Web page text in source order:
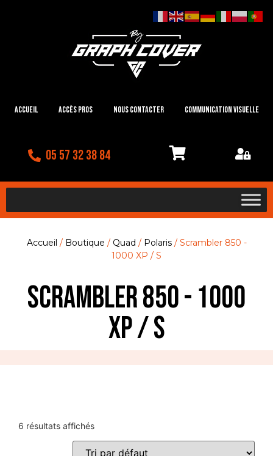
Accueil Accès Pros Nous contacter Communication visuelle
05 57 32 38 84
Accueil / Boutique / Quad / Polaris/ Scrambler 850 -
1000 XP / S
Scrambler 850 - 1000
XP / S
6 résultats affichés